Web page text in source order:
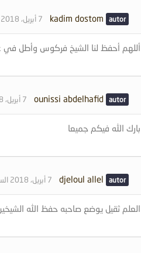
kadim dostom 7 أبريل، 2018 الساعة 11:37 صباحًا
أللهم أحفظ لنا الشيخ فركوس وأطل في
ounissi abdelhafid 7 أبريل، 2018 الساعة 12:24 مساءً
بارك الله فيكم جميعا
djeloul allel 7 أبريل، 2018 الساعة 12:27 مساءً
العلم ثقيل يوضع صاحبه حفظ الله